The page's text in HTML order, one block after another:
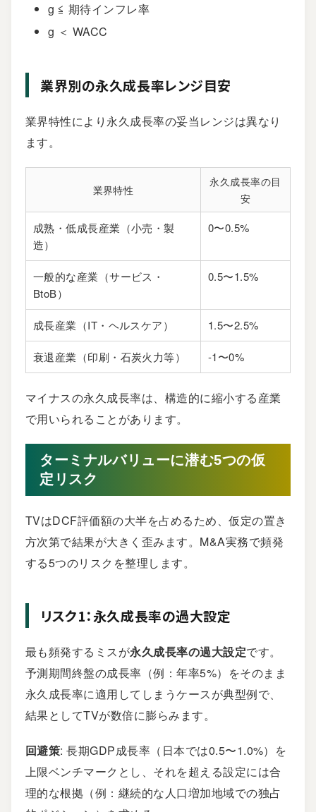
g ≦ 期待インフレ率
g ＜ WACC
業界別の永久成長率レンジ目安
業界特性により永久成長率の妥当レンジは異なり
ます。
業界特性
永久成長率の目
安
成熟・低成長産業（小売・製
造）
0〜0.5%
一般的な産業（サービス・
BtoB）
0.5〜1.5%
成長産業（IT・ヘルスケア） 1.5〜2.5%
衰退産業（印刷・石炭火力等） -1〜0%
マイナスの永久成長率は、構造的に縮小する産業
で用いられることがあります。
ターミナルバリューに潜む5つの仮
定リスク
TVはDCF評価額の大半を占めるため、仮定の置き
方次第で結果が大きく歪みます。M&A実務で頻発
する5つのリスクを整理します。
リスク1：永久成長率の過大設定
最も頻発するミスが永久成長率の過大設定です。
予測期間終盤の成長率（例：年率5%）をそのまま
永久成長率に適用してしまうケースが典型例で、
結果としてTVが数倍に膨らみます。
回避策: 長期GDP成長率（日本では0.5〜1.0%）を
上限ベンチマークとし、それを超える設定には合
理的な根拠（例：継続的な人口増加地域での独占